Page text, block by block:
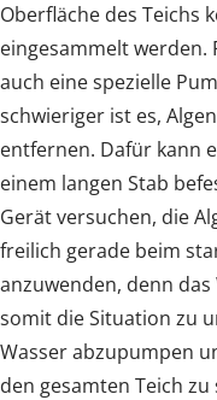
Oberfläche des Teichs
eingesammelt werden.
auch eine spezielle
schwieriger ist es,
entfernen. Dafür kann
einem langen Stab
Gerät versuchen, die
freilich gerade beim
anzuwenden, denn
somit die Situation zu
Wasser abzupumpen
den gesamten Teich